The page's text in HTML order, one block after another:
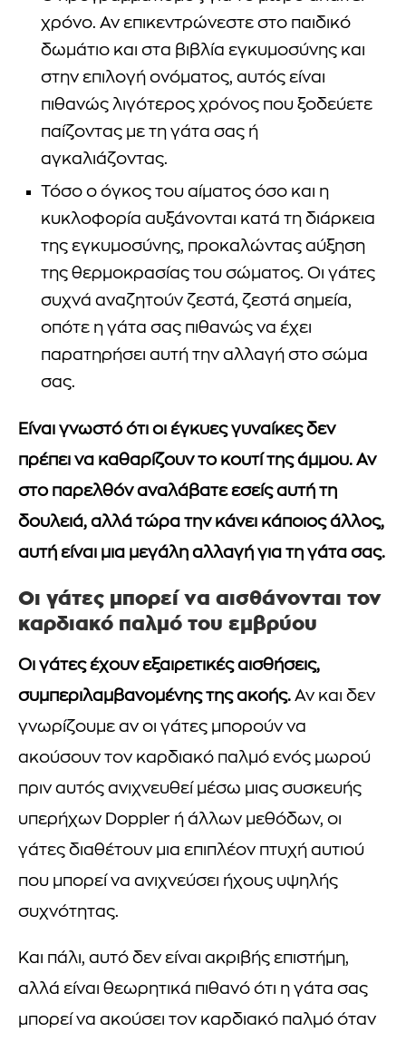
χρόνο. Αν επικεντρώνεστε στο παιδικό
δωμάτιο και στα βιβλία εγκυμοσύνης και
στην επιλογή ονόματος, αυτός είναι
πιθανώς λιγότερος χρόνος που ξοδεύετε
παίζοντας με τη γάτα σας ή
αγκαλιάζοντας.
Τόσο ο όγκος του αίματος όσο και η
κυκλοφορία αυξάνονται κατά τη διάρκεια
της εγκυμοσύνης, προκαλώντας αύξηση
της θερμοκρασίας του σώματος. Οι γάτες
συχνά αναζητούν ζεστά, ζεστά σημεία,
οπότε η γάτα σας πιθανώς να έχει
παρατηρήσει αυτή την αλλαγή στο σώμα
σας.
Είναι γνωστό ότι οι έγκυες γυναίκες δεν
πρέπει να καθαρίζουν το κουτί της άμμου. Αν
στο παρελθόν αναλάβατε εσείς αυτή τη
δουλειά, αλλά τώρα την κάνει κάποιος άλλος,
αυτή είναι μια μεγάλη αλλαγή για τη γάτα σας.
Οι γάτες μπορεί να αισθάνονται τον
καρδιακό παλμό του εμβρύου
Οι γάτες έχουν εξαιρετικές αισθήσεις,
συμπεριλαμβανομένης της ακοής. Αν και δεν
γνωρίζουμε αν οι γάτες μπορούν να
ακούσουν τον καρδιακό παλμό ενός μωρού
πριν αυτός ανιχνευθεί μέσω μιας συσκευής
υπερήχων Doppler ή άλλων μεθόδων, οι
γάτες διαθέτουν μια επιπλέον πτυχή αυτιού
που μπορεί να ανιχνεύσει ήχους υψηλής
συχνότητας.
Και πάλι, αυτό δεν είναι ακριβής επιστήμη,
αλλά είναι θεωρητικά πιθανό ότι η γάτα σας
μπορεί να ακούσει τον καρδιακό παλμό όταν